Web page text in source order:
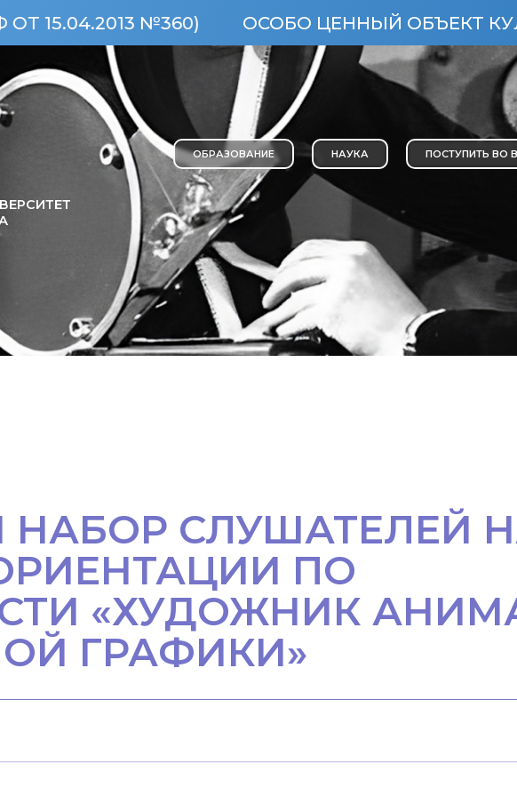
№360) ОСОБО ЦЕННЫЙ ОБЪЕКТ
ОБРАЗОВАНИЕ НАУКА ПОСТУПИТЬ ВО
НАБОР СЛУШАТЕЛЕЙ
ПО
«ХУДОЖНИК
ГРАФИКИ»